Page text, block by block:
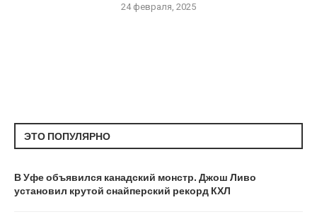
24 февраля, 2025
ЭТО ПОПУЛЯРНО
В Уфе объявился канадский монстр. Джош Ливо
установил крутой снайперский рекорд КХЛ